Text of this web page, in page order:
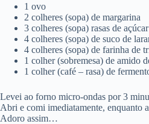
1 ovo
2 colheres (sopa) de margarina
3 colheres (sopa) rasas de açúcar
4 colheres (sopa) de suco de
4 colheres (sopa) de farinha de
1 colher (sobremesa) de amido
1 colher (café – rasa) de
Levei ao forno micro-ondas por 3
Abri e comi imediatamente, enquanto
Adoro assim…